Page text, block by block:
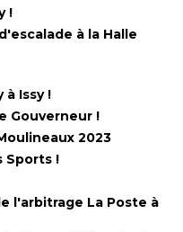
!
à la Halle
à Issy !
Gouverneur !
2023
Sports !
l'arbitrage La Poste à